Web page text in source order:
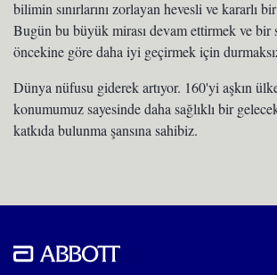
bilimin sınırlarını zorlayan hevesli ve kararlı bir
Bugün bu büyük mirası devam ettirmek ve bir
öncekine göre daha iyi geçirmek için
Dünya nüfusu giderek artıyor. 160'yi aşkın
konumumuz sayesinde daha sağlıklı bir
katkıda bulunma şansına sahibiz.